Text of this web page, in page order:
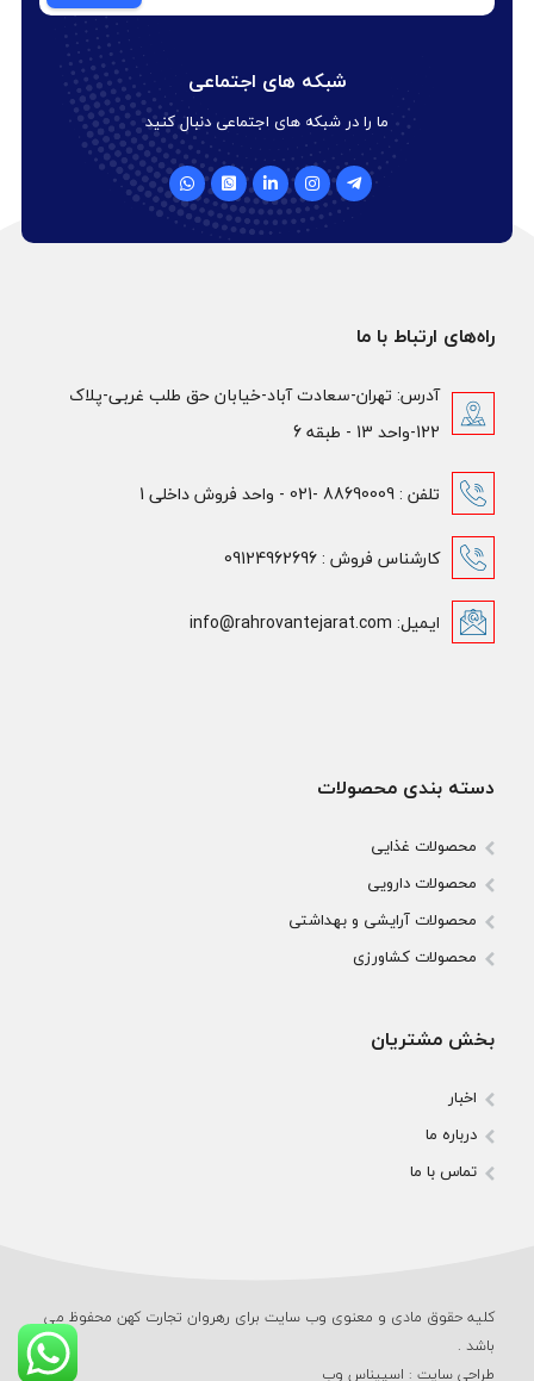
شبکه های اجتماعی
ما را در شبکه های اجتماعی دنبال کنید
راه‌های ارتباط با ما
آدرس: تهران-سعادت آباد-خیابان حق طلب غربی-پلاک
122-واحد 13 - طبقه 6
تلفن : 88690009 -021 - واحد فروش داخلی 1
کارشناس فروش : 09124962696
ایمیل: info@rahrovantejarat.com
دسته بندی محصولات
محصولات غذایی
محصولات دارویی
محصولات آرایشی و بهداشتی
محصولات کشاورزی
بخش مشتریان
اخبار
درباره ما
تماس با ما
کلیه حقوق مادی و معنوی وب‌ سایت برای رهروان تجارت کهن محفوظ می‌
باشد .
طراحی سایت: اسپیناس وب